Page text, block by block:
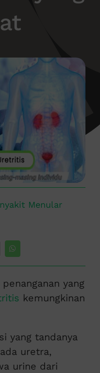
Menular
penanganan yang
kemungkinan
yang tandanya
uretra,
urine dari